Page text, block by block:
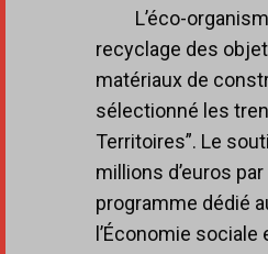
L’éco-
recyclage des
matériaux de
sélectionné les
Territoires”. Le
millions d’euros
programme dédié
l’Économie